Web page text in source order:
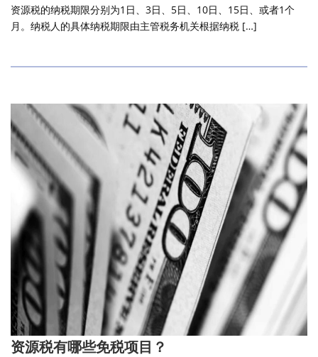
资源税的纳税期限分别为1日、3日、5日、10日、15日、或者1个
月。纳税人的具体纳税期限由主管税务机关根据纳税 […]
资源税有哪些免税项目？